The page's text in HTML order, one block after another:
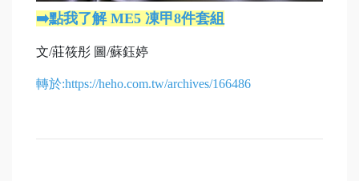
➡️點我了解 ME5 凍甲8件套組
文/莊筱彤 圖/蘇鈺婷
轉於:https://heho.com.tw/archives/166486